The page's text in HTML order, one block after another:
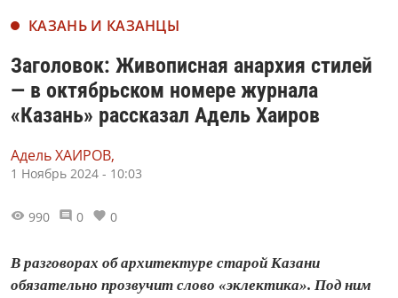
КАЗАНЬ И КАЗАНЦЫ
Заголовок: Живописная анархия стилей
— в октябрьском номере журнала
«Казань» рассказал Адель Хаиров
Адель ХАИРОВ,
1 Ноябрь 2024 - 10:03
990 0 0
В разговорах об архитектуре старой Казани
обязательно прозвучит слово «эклектика». Под ним